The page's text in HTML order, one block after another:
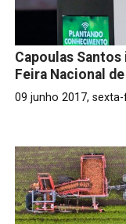
Capoulas Santos
Feira Nacional
09 junho 2017,